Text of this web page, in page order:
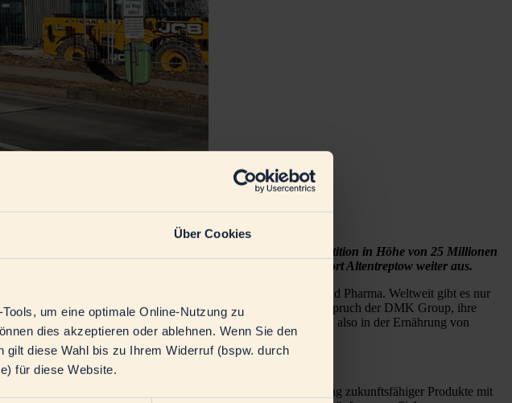
Über Cookies
um eine optimale Online-Nutzung zu
dies akzeptieren oder ablehnen. Wenn Sie den
diese Wahl bis zu Ihrem Widerruf (bspw. durch
für diese Website.
von Lactoferrin in Betrieb genommen. Mit dieser Investition in Höhe von 25 Millionen
und baut zugleich die industrielle Kompetenz am Standort Altentreptow weiter aus.
wird, unter anderem in den Bereichen Nutrition, Health und Pharma. Weltweit gibt es nur
industriell herzustellen. Die neue Anlage unterstreicht den Anspruch der DMK Group, ihre
Rolle spielt es in der sogenannten Early Life Nutrition, also in der Ernährung von
Rückverfolgbarkeit und stabile Spezifikationen.
die auf Wertschöpfung, Diversifizierung und die Entwicklung zukunftsfähiger Produkte mit